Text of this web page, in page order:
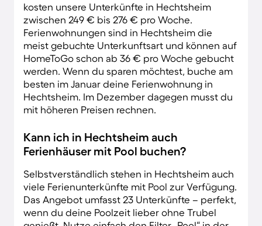
kosten unsere Unterkünfte in Hechtsheim
zwischen 249 € bis 276 € pro Woche.
Ferienwohnungen sind in Hechtsheim die
meist gebuchte Unterkunftsart und können auf
HomeToGo schon ab 36 € pro Woche gebucht
werden. Wenn du sparen möchtest, buche am
besten im Januar deine Ferienwohnung in
Hechtsheim. Im Dezember dagegen musst du
mit höheren Preisen rechnen.
Kann ich in Hechtsheim auch
Ferienhäuser mit Pool buchen?
Selbstverständlich stehen in Hechtsheim auch
viele Ferienunterkünfte mit Pool zur Verfügung.
Das Angebot umfasst 23 Unterkünfte – perfekt,
wenn du deine Poolzeit lieber ohne Trubel